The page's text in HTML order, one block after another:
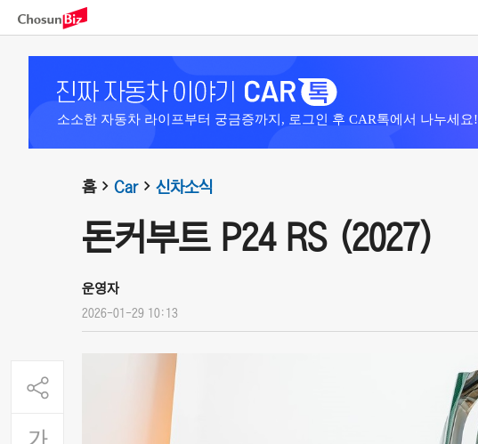
소소한 자동차 라이프부터 궁금증까지, 로그인 후 CAR톡에서 나누세요!
홈 Car 신차소식
돈커부트 P24 RS (2027)
운영자
2026-01-29 10:13